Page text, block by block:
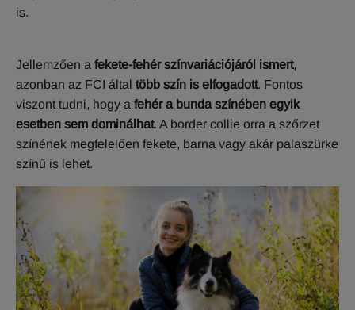
is.
Jellemzően a fekete-fehér színvariációjáról ismert,
azonban az FCI által több szín is elfogadott. Fontos
viszont tudni, hogy a fehér a bunda színében egyik
esetben sem dominálhat. A border collie orra a szőrzet
színének megfelelően fekete, barna vagy akár palaszürke
színű is lehet.